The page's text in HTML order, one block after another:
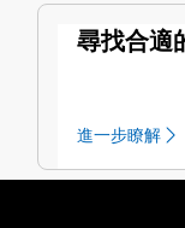
尋找合適
進一步瞭解